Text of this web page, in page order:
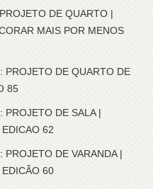
DE QUARTO |
MAIS POR MENOS
PROJETO DE QUARTO DE
85
PROJETO DE SALA |
62
PROJETO DE VARANDA |
60